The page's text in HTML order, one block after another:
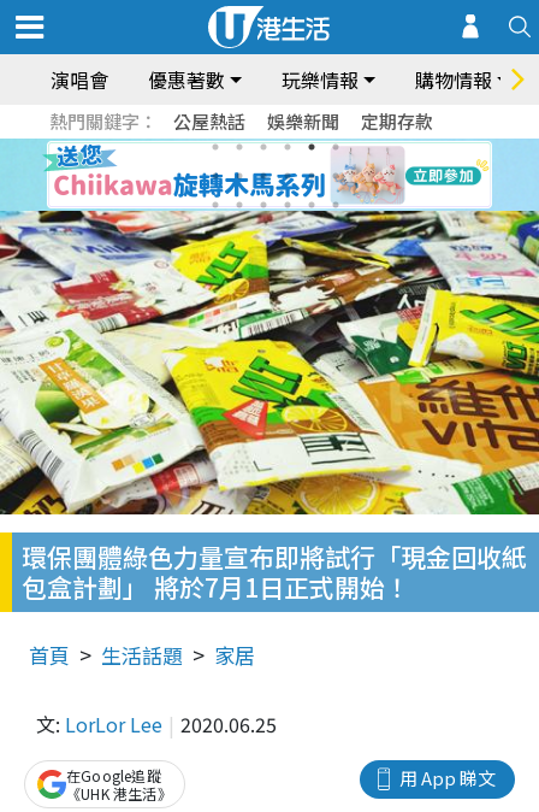
演唱會 優惠著數 玩樂情報 購物情報
熱門關鍵字： 公屋熱話 娛樂新聞 定期存款
環保團體綠色力量宣布即將試行「現金回收紙
包盒計劃」 將於7月1日正式開始！
首頁 生活話題 家居
文: LorLor Lee 2020.06.25
用 App 睇文
在Google追蹤
《UHK 港生活》